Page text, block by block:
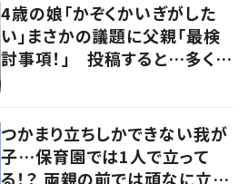
4歳の娘「かぞくかいぎがした
い」まさかの議題に父親「最検
討事項！」 投稿すると…多くの
つかまり立ちしかできない我が
子…保育園では1人で立って
る！？ 両親の前では頑なに立た